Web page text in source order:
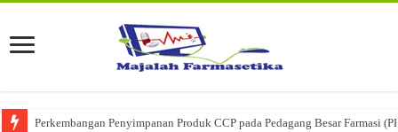
Perkembangan Penyimpanan Produk CCP pada Pedagang Besar Farmasi